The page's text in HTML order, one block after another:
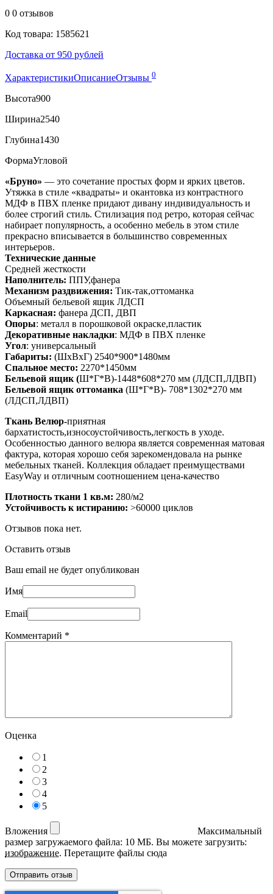
0 0 отзывов
Код товара: 1585621
Доставка от 950 рублей
ХарактеристикиОписаниеОтзывы 0
Высота900
Ширина2540
Глубина1430
ФормаУгловой
«Бруно» — это сочетание простых форм и ярких цветов.
Утяжка в стиле «квадраты» и окантовка из контрастного
МДФ в ПВХ пленке придают дивану индивидуальность и
более строгий стиль. Стилизация под ретро, которая сейчас
набирает популярность, а особенно мебель в этом стиле
прекрасно вписывается в большинство современных
интерьеров.
Технические данные
Средней жесткости
Наполнитель: ППУ,фанера
Механизм раздвижения: Тик-так,оттоманка
Объемный бельевой ящик ЛДСП
Каркасная: фанера ДСП, ДВП
Опоры: металл в порошковой окраске,пластик
Декоративные накладки: МДФ в ПВХ пленке
Угол: универсальный
Габариты: (ШхВхГ) 2540*900*1480мм
Спальное место: 2270*1450мм
Бельевой ящик (Ш*Г*В)-1448*608*270 мм (ЛДСП,ЛДВП)
Бельевой ящик оттоманка (Ш*Г*В)- 708*1302*270 мм
(ЛДСП,ЛДВП)
Ткань Велюр-приятная
бархатистость,износоустойчивость,легкость в уходе.
Особенностью данного велюра является современная матовая
фактура, которая хорошо себя зарекомендовала на рынке
мебельных тканей. Коллекция обладает преимуществами
EasyWay и отличным соотношением цена-качество
Плотность ткани 1 кв.м: 280/м2
Устойчивость к истиранию: >60000 циклов
Отзывов пока нет.
Оставить отзыв
Ваш email не будет опубликован
Имя
Email
Комментарий *
Оценка
1
2
3
4
5
Вложения
Максимальный
размер загружаемого файла: 10 МБ. Вы можете загрузить:
изображение. Перетащите файлы сюда